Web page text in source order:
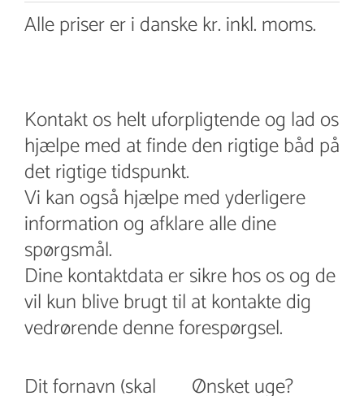
Alle priser er i danske kr. inkl. moms.
Kontakt os helt uforpligtende og lad os
hjælpe med at finde den rigtige båd på
det rigtige tidspunkt.
Vi kan også hjælpe med yderligere
information og afklare alle dine
spørgsmål.
Dine kontaktdata er sikre hos os og de
vil kun blive brugt til at kontakte dig
vedrørende denne forespørgsel.
Dit fornavn (skal
Ønsket uge?